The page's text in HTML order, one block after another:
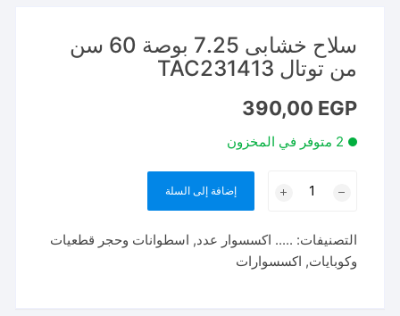
سلاح خشابى 7.25 بوصة 60 سن
من توتال TAC231413
390,00 EGP
2 متوفر في المخزون
7.25
بوصة
إضافة إلى السلة
التصنيفات: ..... اكسسوار عدد, اسطوانات وحجر قطعيات
وكوبايات, اكسسوارات